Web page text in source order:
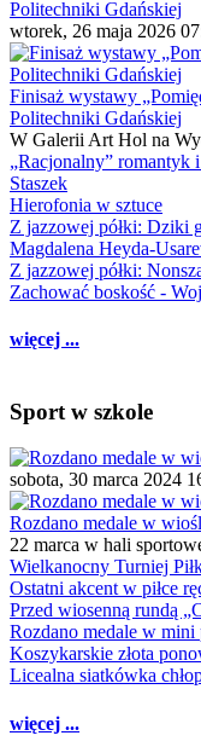
wtorek, 26 maja 2026
Finisaż wystawy
Politechniki Gdańskiej
W Galerii Art Hol na
„Racjonalny” romantyk
Staszek
Hierofonia w sztuce
Z jazzowej półki: Dziki
Magdalena Heyda-
Z jazzowej półki:
Zachować boskość -
więcej ...
Sport w szkole
sobota, 30 marca 2024
Rozdano medale w
22 marca w hali
Wielkanocny Turniej
Ostatni akcent w piłce
Przed wiosenną rundą
Rozdano medale w mini
Koszykarskie złota
Licealna siatkówka
więcej ...